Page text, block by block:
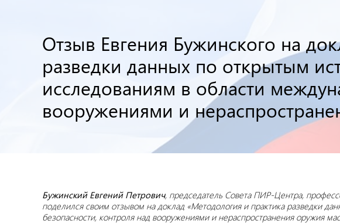
Отзыв Евгения Бужинского на
разведки данных по открытым
исследованиям в области
вооружениями и
Бужинский Евгений Петрович, председатель Совета ПИР-Центра,
поделился своим отзывом на доклад «Методология и практика разведки
безопасности, контроля над вооружениями и нераспространения оружия